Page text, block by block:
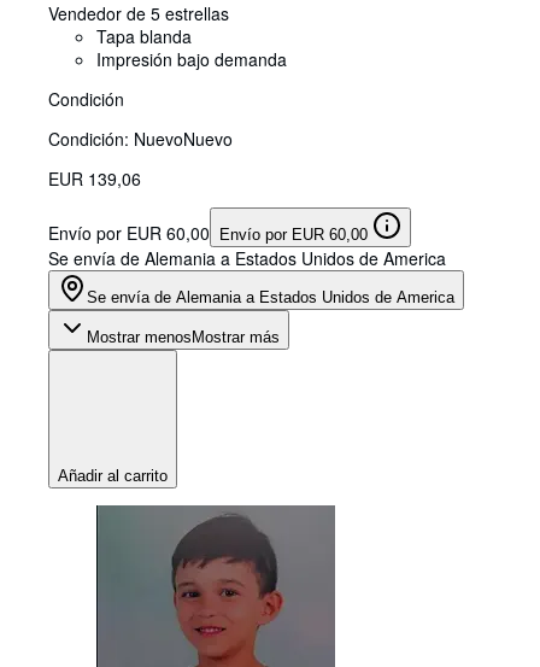
Vendedor de 5 estrellas
Tapa blanda
Impresión bajo demanda
Condición
Condición: NuevoNuevo
EUR 139,06
Envío por EUR 60,00 Envío por EUR 60,00
Se envía de Alemania a Estados Unidos de America
Se envía de Alemania a Estados Unidos de America
Mostrar menos Mostrar más
Añadir al carrito